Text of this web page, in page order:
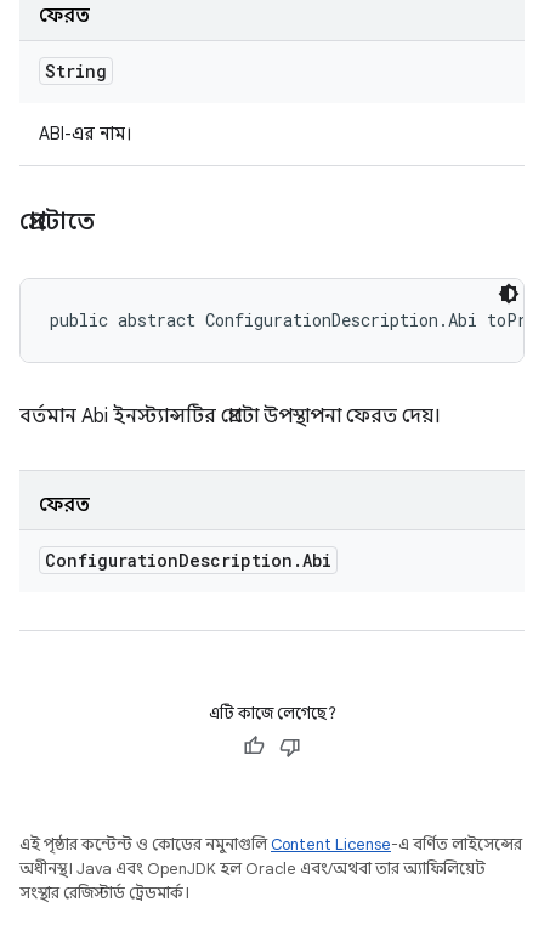
ফেরত
String
ABI-এর নাম।
প্রোটোতে
public abstract ConfigurationDescription.Abi
বর্তমান Abi ইনস্ট্যান্সটির প্রোটো উপস্থাপনা ফেরত দেয়।
ফেরত
ConfigurationDescription .Abi
এটি কাজে লেগেছে?
এই পৃষ্ঠার কন্টেন্ট ও কোডের নমুনাগুলিContent License-এ বর্ণিত লাইসেন্সের
অধীনস্থ। Java এবং OpenJDK হল Oracle এবং/অথবা তার অ্যাফিলিয়েট
সংস্থার রেজিস্টার্ড ট্রেডমার্ক।